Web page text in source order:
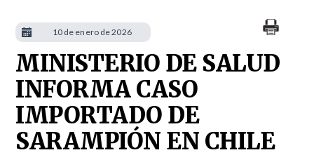
MINISTERIO DE SALUD
INFORMA CASO
IMPORTADO DE
SARAMPIÓN EN CHILE
10 de enero de 2026